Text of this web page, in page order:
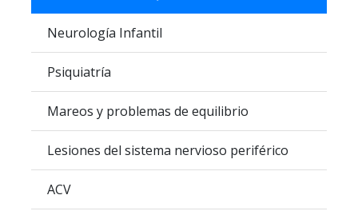
Neurología Infantil
Psiquiatría
Mareos y problemas de equilibrio
Lesiones del sistema nervioso periférico
ACV